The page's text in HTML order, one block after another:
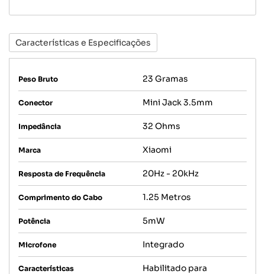
Características e Especificações
Peso Bruto 23 Gramas
Conector Mini Jack 3.5mm
Impedância 32 Ohms
Marca Xiaomi
Resposta de Frequência 20Hz - 20kHz
Comprimento do Cabo 1.25 Metros
Potência 5mW
Microfone Integrado
Características Habilitado para